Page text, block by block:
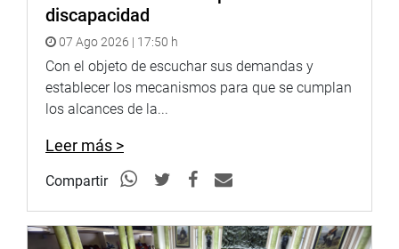
discapacidad
07 Ago 2026 | 17:50 h
Con el objeto de escuchar sus demandas y
establecer los mecanismos para que se cumplan
los alcances de la...
Leer más >
Compartir